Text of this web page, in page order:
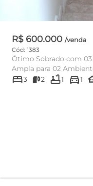
R$ 600.000 /venda
Cód: 1383
Ótimo Sobrado com
Ampla para 02
Banheiros, Despe...
bed3 2 bathtub1 directions_car1